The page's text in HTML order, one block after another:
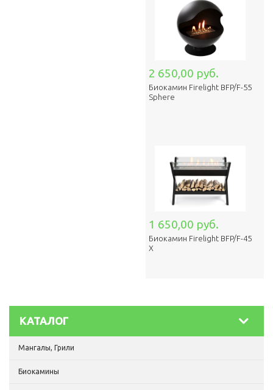
2 650,00 руб.
Биокамин Firelight BFP/F-55
Sphere
1 650,00 руб.
Биокамин Firelight BFP/F-45
X
КАТАЛОГ
Мангалы, Грили
Биокамины